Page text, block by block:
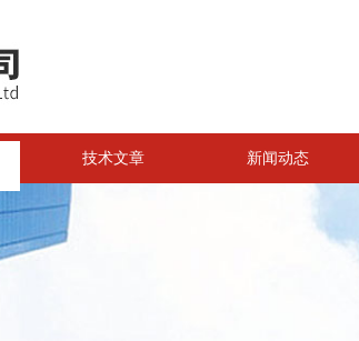
技术文章 新闻动态